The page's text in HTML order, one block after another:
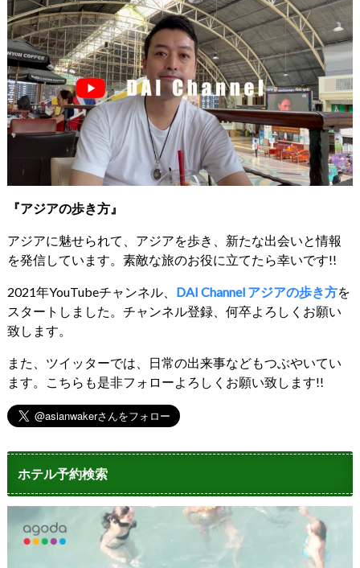
『アジアの歩き方』
アジアに魅せられて、アジアを歩き、新たな出会いと情報
を発信しています。素敵な旅のお役に立てたら幸いです!!
2021年YouTubeチャンネル、 DAI Channel アジアの歩き方を
スタートしました。チャンネル登録、何卒よろしくお願い
致します。
また、ツイッターでは、日常の出来事などもつぶやいてい
ます。こちらも是非フォローよろしくお願い致します!!
ホテル予約検索